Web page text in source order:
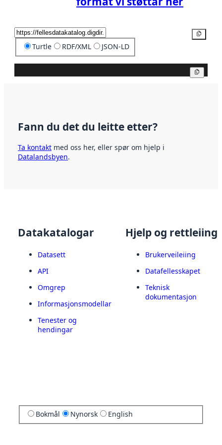
Turtle RDF/XML JSON-LD
Fann du det du leitte etter?
Ta kontakt med oss her, eller spør om hjelp i
Datalandsbyen.
Datakatalogar
Datasett
API
Omgrep
Informasjonsmodellar
Tenester og
hendingar
Hjelp og rettleiing
Brukerveileiing
Datafellesskapet
Teknisk
dokumentasjon
Bokmål Nynorsk English